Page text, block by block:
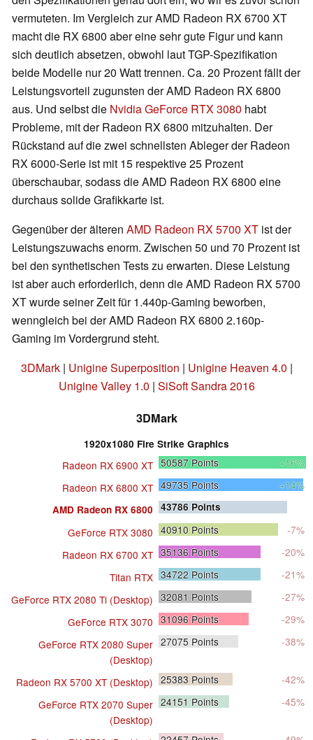
vermuteten. Im Vergleich zur AMD Radeon RX 6700 XT
macht die RX 6800 aber eine sehr gute Figur und kann
sich deutlich absetzen, obwohl laut TGP-Spezifikation
beide Modelle nur 20 Watt trennen. Ca. 20 Prozent fällt der
Leistungsvorteil zugunsten der AMD Radeon RX 6800
aus. Und selbst die Nvidia GeForce RTX 3080 habt
Probleme, mit der Radeon RX 6800 mitzuhalten. Der
Rückstand auf die zwei schnellsten Ableger der Radeon
RX 6000-Serie ist mit 15 respektive 25 Prozent
überschaubar, sodass die AMD Radeon RX 6800 eine
durchaus solide Grafikkarte ist.
Gegenüber der älteren AMD Radeon RX 5700 XT ist der
Leistungszuwachs enorm. Zwischen 50 und 70 Prozent ist
bei den synthetischen Tests zu erwarten. Diese Leistung
ist aber auch erforderlich, denn die AMD Radeon RX 5700
XT wurde seiner Zeit für 1.440p-Gaming beworben,
wenngleich bei der AMD Radeon RX 6800 2.160p-
Gaming im Vordergrund steht.
3DMark| Unigine Superposition | Unigine Heaven 4.0 |
Unigine Valley 1.0 | SiSoft Sandra 2016
3DMark
1920x1080 Fire Strike Graphics
Radeon RX 6900 XT 50587 Points
+16%
Radeon RX 6800 XT 49735 Points +14%
AMD Radeon RX 6800 43786 Points
GeForce RTX 3080 40910 Points
-7%
Radeon RX 6700 XT 35136 Points
-20%
Titan RTX 34722 Points
-21%
GeForce RTX 2080 Ti (Desktop) 32081 Points
-27%
GeForce RTX 3070 31096 Points
-29%
GeForce RTX 2080 Super
(Desktop)
27075 Points -38%
Radeon RX 5700 XT (Desktop) 25383 Points
-42%
GeForce RTX 2070 Super
(Desktop)
24151 Points -45%